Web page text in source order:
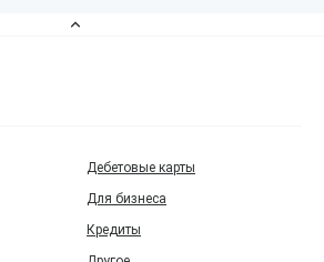
Дебетовые карты
Для бизнеса
Кредиты